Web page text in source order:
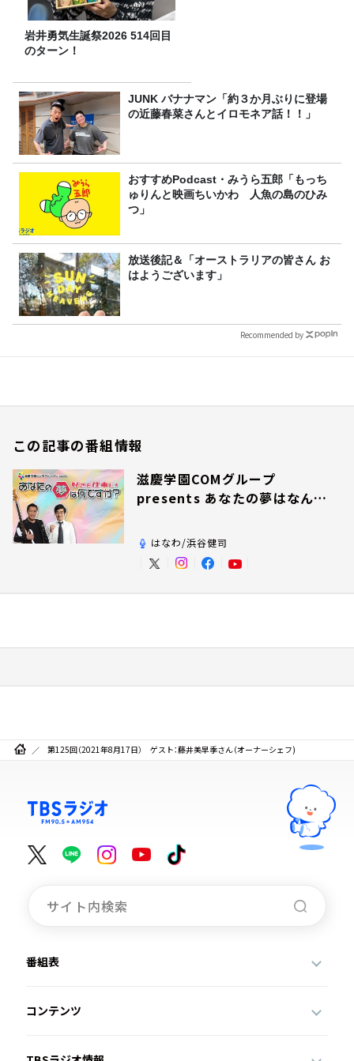
岩井勇気生誕祭2026 514回目
のターン！
JUNK バナナマン「約３か月ぶりに登場
の近藤春菜さんとイロモネア話！！」
おすすめPodcast・みうら五郎「もっち
ゅりんと映画ちいかわ 人魚の島のひみ
つ」
放送後記＆「オーストラリアの皆さん お
はようございます」
Recommended by
この記事の番組情報
滋慶学園COMグループ
presents あなたの夢はなんで
はなわ/浜谷健司
第125回（2021年8月17日） ゲスト：藤井美早季さん（オーナーシェフ)
番組表
コンテンツ